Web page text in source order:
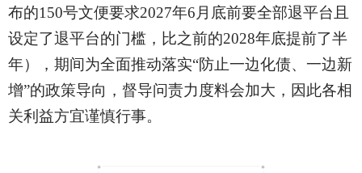
布的150号文便要求2027年6月底前要全部退平台且
设定了退平台的门槛，比之前的2028年底提前了半
年），期间为全面推动落实“防止一边化债、一边新
增”的政策导向，督导问责力度料会加大，因此各相
关利益方宜谨慎行事。